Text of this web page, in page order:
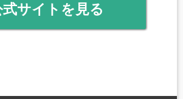
式サイトを見る